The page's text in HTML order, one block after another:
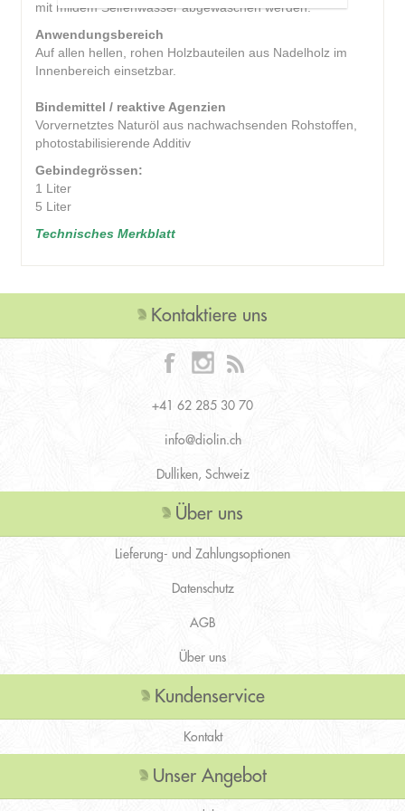
mit mildem Seifenwasser abgewaschen werden.
Anwendungsbereich
Auf allen hellen, rohen Holzbauteilen aus Nadelholz im
Innenbereich einsetzbar.
Bindemittel / reaktive Agenzien
Vorvernetztes Naturöl aus nachwachsenden Rohstoffen,
photostabilisierende Additiv
Gebindegrössen:
1 Liter
5 Liter
Technisches Merkblatt
Kontaktiere uns
+41 62 285 30 70
info@diolin.ch
Dulliken, Schweiz
Über uns
Lieferung- und Zahlungsoptionen
Datenschutz
AGB
Über uns
Kundenservice
Kontakt
Unser Angebot